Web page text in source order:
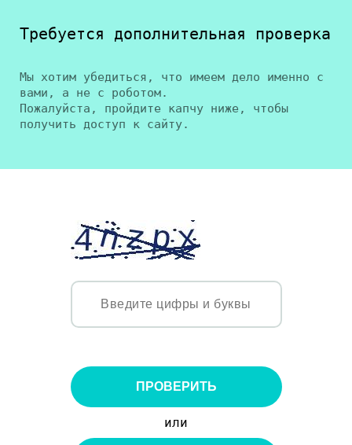
Требуется дополнительная проверка
Мы хотим убедиться, что имеем дело именно с
вами, а не с роботом.
Пожалуйста, пройдите капчу ниже, чтобы
получить доступ к сайту.
ПРОВЕРИТЬ
или